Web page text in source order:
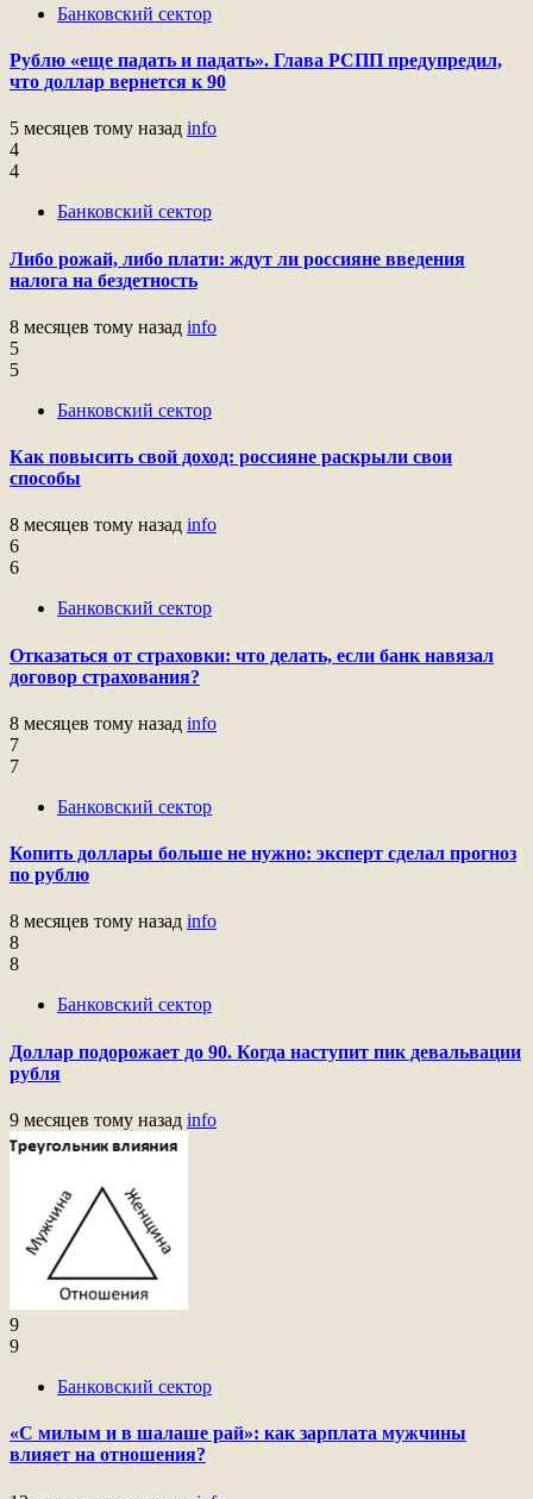
Банковский сектор
Рублю «еще падать и падать». Глава РСПП предупредил,
что доллар вернется к 90
5 месяцев тому назад info
4
4
Банковский сектор
Либо рожай, либо плати: ждут ли россияне введения
налога на бездетность
8 месяцев тому назад info
5
5
Банковский сектор
Как повысить свой доход: россияне раскрыли свои
способы
8 месяцев тому назад info
6
6
Банковский сектор
Отказаться от страховки: что делать, если банк навязал
договор страхования?
8 месяцев тому назад info
7
7
Банковский сектор
Копить доллары больше не нужно: эксперт сделал прогноз
по рублю
8 месяцев тому назад info
8
8
Банковский сектор
Доллар подорожает до 90. Когда наступит пик девальвации
рубля
9 месяцев тому назад info
9
9
Банковский сектор
«С милым и в шалаше рай»: как зарплата мужчины
влияет на отношения?